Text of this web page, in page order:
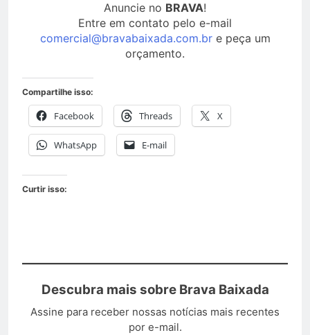
Anuncie no BRAVA!
Entre em contato pelo e-mail
comercial@bravabaixada.com.bre peça um
orçamento.
Compartilhe isso:
Facebook Threads X
WhatsApp E-mail
Curtir isso:
Descubra mais sobre Brava Baixada
Assine para receber nossas notícias mais recentes
por e-mail.